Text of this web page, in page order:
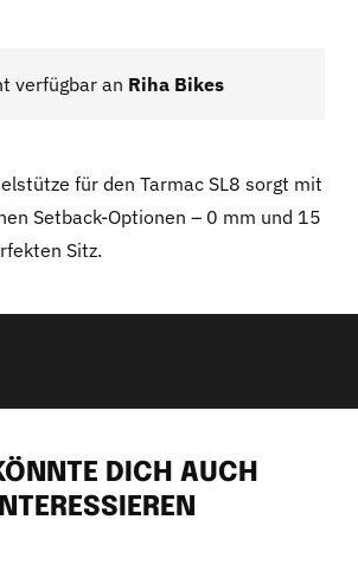
verfügbar an Riha Bikes
für den Tarmac SL8 sorgt mit
Setback-Optionen – 0 mm und 15
Sitz.
DICH AUCH
INTERESSIEREN